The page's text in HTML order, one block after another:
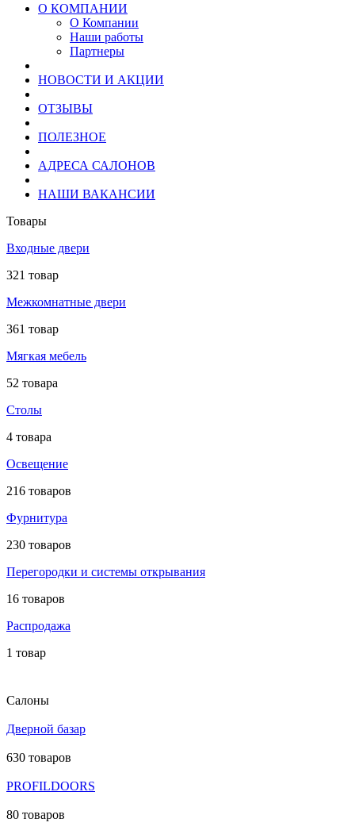
О КОМПАНИИ
О Компании
Наши работы
Партнеры
НОВОСТИ И АКЦИИ
ОТЗЫВЫ
ПОЛЕЗНОЕ
АДРЕСА САЛОНОВ
НАШИ ВАКАНСИИ
Товары
Входные двери
321 товар
Межкомнатные двери
361 товар
Мягкая мебель
52 товара
Столы
4 товара
Освещение
216 товаров
Фурнитура
230 товаров
Перегородки и системы открывания
16 товаров
Распродажа
1 товар
Салоны
Дверной базар
630 товаров
PROFILDOORS
80 товаров